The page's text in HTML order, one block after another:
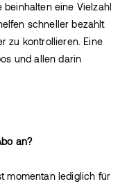
beinhalten eine Vielzahl
schneller bezahlt
zu kontrollieren. Eine
und allen darin
an?
momentan lediglich für